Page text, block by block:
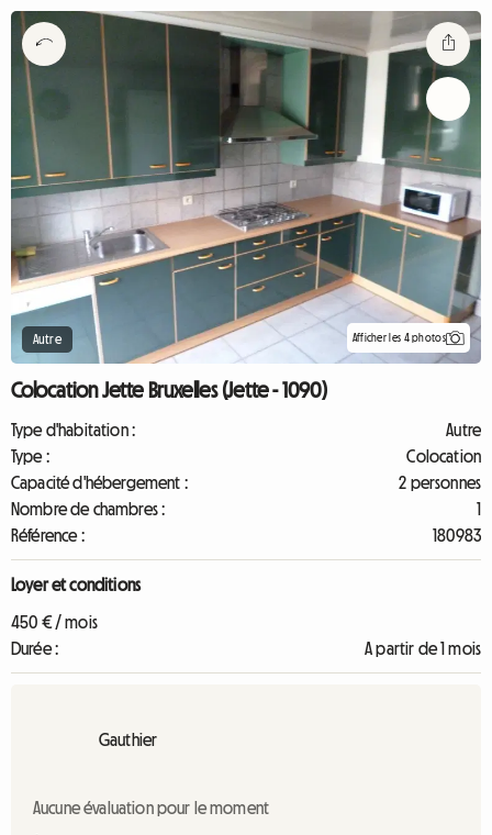
Autre Afficher les 4 photos
Colocation Jette Bruxelles (Jette - 1090)
Type d'habitation :
Autre
Type :
Colocation
Capacité d'hébergement :
2 personnes
Nombre de chambres :
1
Référence :
180983
Loyer et conditions
450 € / mois
Durée :
A partir de 1 mois
Gauthier
Aucune évaluation pour le moment